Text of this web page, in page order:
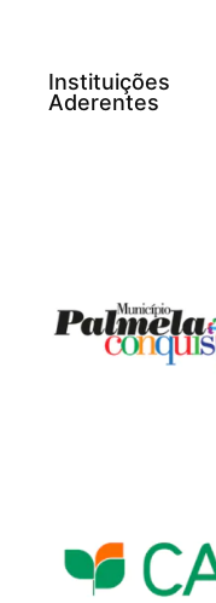
Instituições
Aderentes